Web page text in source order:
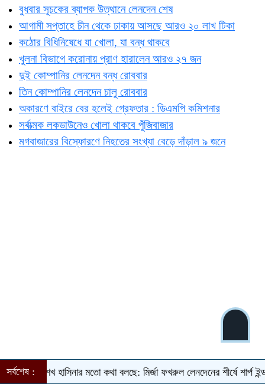
সর্বশেষ :
শেখ হাসিনার মতো কথা বলছে: মির্জা ফখরুললেনদেনের শীর্ষে শার্প ইন্ডাস্ট্রিজ
বুধবার সূচকের ব্যাপক উত্থানে লেনদেন শেষ
আগামী সপ্তাহে চীন থেকে ঢাকায় আসছে আরও ২০ লাখ টিকা
কঠোর বিধিনিষেধে যা খোলা, যা বন্ধ থাকবে
খুলনা বিভাগে করোনায় প্রাণ হারালেন আরও ২৭ জন
দুই কোম্পানির লেনদেন বন্ধ রোববার
তিন কোম্পানির লেনদেন চালু রোববার
অকারণে বাইরে বের হলেই গ্রেফতার : ডিএমপি কমিশনার
সর্বাত্মক লকডাউনেও খোলা থাকবে পুঁজিবাজার
মগবাজারের বিস্ফোরণে নিহতের সংখ্যা বেড়ে দাঁড়াল ৯ জনে